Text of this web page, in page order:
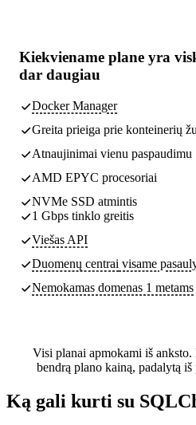
Kiekviename plane yra
dar daugiau
Docker Manager
Greita prieiga prie konteinerių
Atnaujinimai vienu paspaudimu
AMD EPYC procesoriai
NVMe SSD atmintis
1 Gbps tinklo greitis
Viešas API
Duomenų centrai visame
Nemokamas domenas 1 metams
Visi planai apmokami iš
bendrą plano kainą, padalytą
Ką gali kurti su